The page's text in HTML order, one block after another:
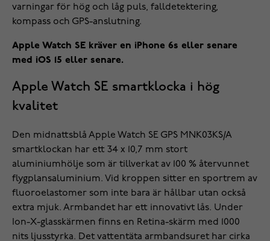
varningar för hög och låg puls, falldetektering,
kompass och GPS-anslutning.
Apple Watch SE kräver en iPhone 6s eller senare
med iOS 15 eller senare.
Apple Watch SE smartklocka i hög
kvalitet
Den midnattsblå Apple Watch SE GPS MNK03KS/A
smartklockan har ett 34 x 10,7 mm stort
aluminiumhölje som är tillverkat av 100 % återvunnet
flygplansaluminium. Vid kroppen sitter en sportrem av
fluoroelastomer som inte bara är hållbar utan också
extra mjuk. Armbandet har ett innovativt lås. Under
Ion-X-glasskärmen finns en Retina-skärm med 1000
nits ljusstyrka. Det vattentäta armbandsuret har cirka